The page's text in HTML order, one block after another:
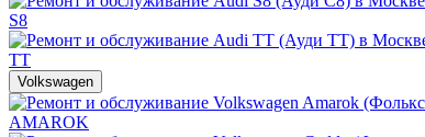
S8
TT
Volkswagen
AMAROK